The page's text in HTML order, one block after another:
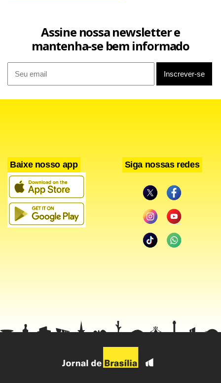
Assine nossa newsletter e
mantenha-se bem informado
Baixe nosso app Siga nossas redes